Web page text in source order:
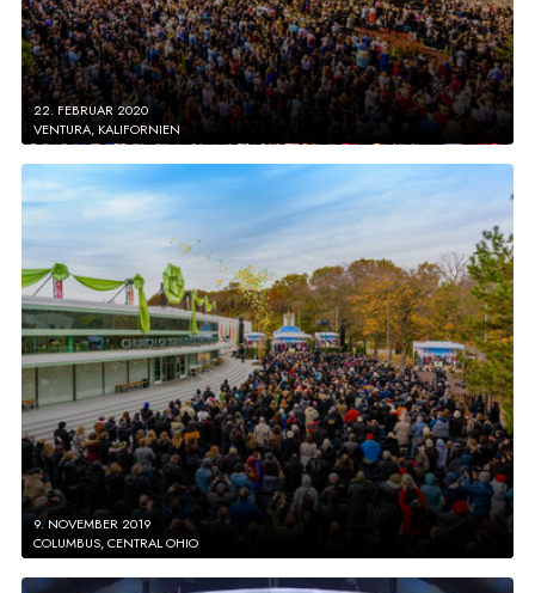
22. FEBRUAR 2020
VENTURA, KALIFORNIEN
9. NOVEMBER 2019
COLUMBUS, CENTRAL OHIO